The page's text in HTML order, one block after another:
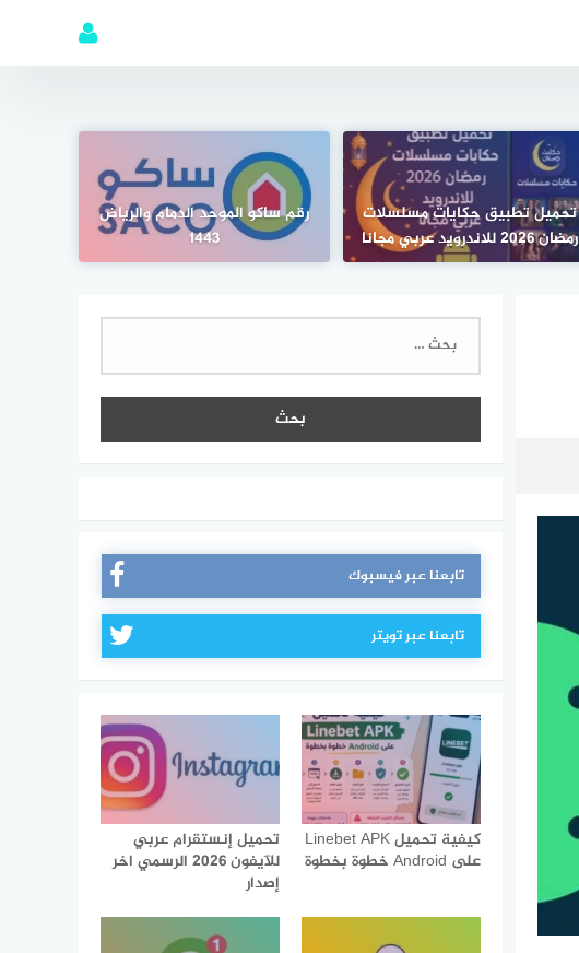
تحميل تطبيق حكايات مسلسلات
رمضان 2026 للاندرويد عربي مجانا
رقم ساكو الموحد الدمام والرياض
1443
البحث
تابعنا عبر فيسبوك
تابعنا عبر تويتر
كيفية تحميل Linebet APK
على Android خطوة بخطوة
تحميل إنستقرام عربي
للآيفون 2026 الرسمي اخر
إصدار